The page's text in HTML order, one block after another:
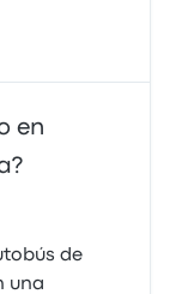
en
de
una